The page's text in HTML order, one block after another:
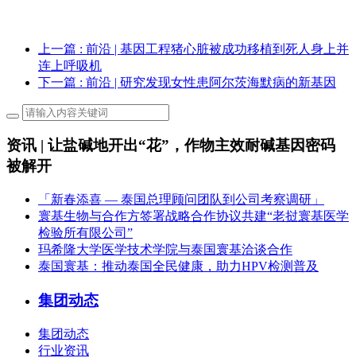
上一篇 : 前沿 | 基因工程猪心脏被成功移植到死人身上并
连上呼吸机
下一篇 : 前沿 | 研究发现女性患阿尔茨海默病的新基因
资讯 | 让盐碱地开出“花”，作物主效耐碱基因密码
被解开
「新春添喜 — 泰国总理顾问团队到公司考察调研」
寰基生物与合作方签署战略合作协议共建“老挝寰基医学
检验所有限公司”
玛希隆大学医学技术学院与泰国寰基洽谈合作
泰国寰基：推动泰国全民健康，助力HPV检测普及
集团动态
集团动态
行业资讯